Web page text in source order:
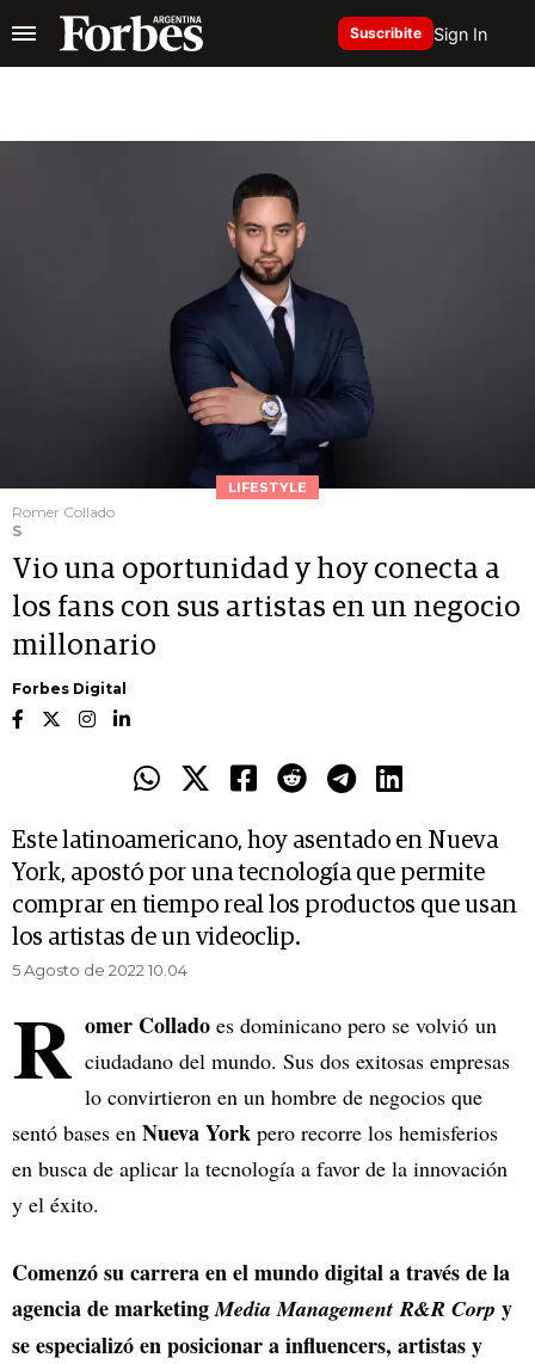
Suscribite Sign In
LIFESTYLE
Romer Collado
S
Vio una oportunidad y hoy conecta a
los fans con sus artistas en un negocio
millonario
Forbes Digital
Este latinoamericano, hoy asentado en Nueva
York, apostó por una tecnología que permite
comprar en tiempo real los productos que usan
los artistas de un videoclip.
5 Agosto de 2022 10.04
R omer Collado es dominicano pero se volvió un
ciudadano del mundo. Sus dos exitosas empresas
lo convirtieron en un hombre de negocios que
sentó bases en Nueva York pero recorre los hemisferios
en busca de aplicar la tecnología a favor de la innovación
y el éxito.
Comenzó su carrera en el mundo digital a través de la
agencia de marketingMedia Management R&R Corp y
se especializó en posicionar a influencers, artistas y